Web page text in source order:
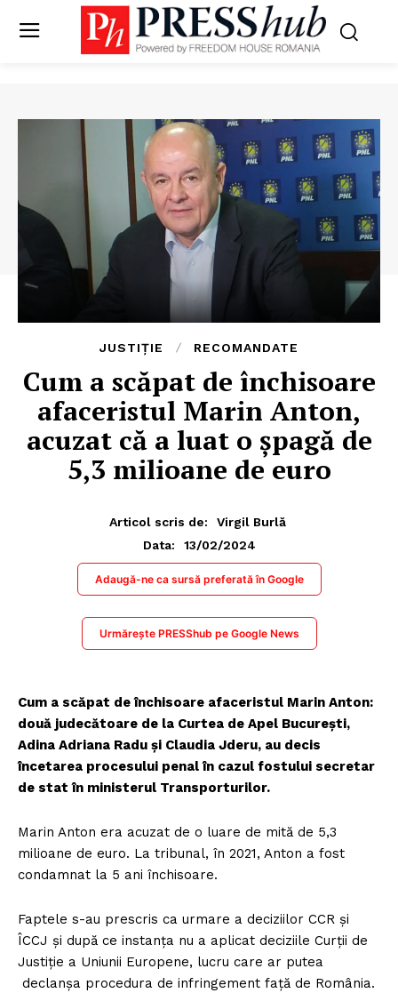
JUSTIȚIE RECOMANDATE
Cum a scăpat de închisoare
afaceristul Marin Anton,
acuzat că a luat o șpagă de
5,3 milioane de euro
Articol scris de:
Virgil Burlă
Data:
13/02/2024
Adaugă-ne ca sursă preferată în Google
Urmărește PRESShub pe Google News
Cum a scăpat de închisoare afaceristul Marin Anton:
două judecătoare de la Curtea de Apel București,
Adina Adriana Radu și Claudia Jderu, au decis
încetarea procesului penal în cazul fostului secretar
de stat în ministerul Transporturilor.
Marin Anton era acuzat de o luare de mită de 5,3
milioane de euro. La tribunal, în 2021, Anton a fost
condamnat la 5 ani închisoare.
Faptele s-au prescris ca urmare a deciziilor CCR și
ÎCCJ și după ce instanța nu a aplicat deciziile Curții de
Justiție a Uniunii Europene, lucru care ar putea
declanșa procedura de infringement față de România.